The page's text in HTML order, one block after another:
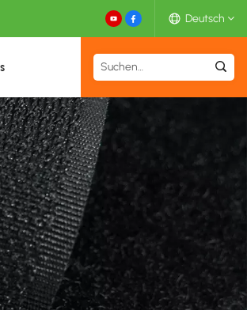
Deutsch
English
Deutsch
Français
日本語
中文